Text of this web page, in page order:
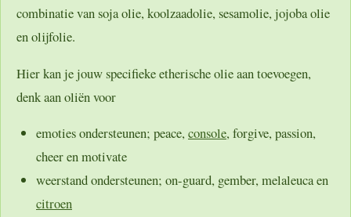
combinatie van soja olie, koolzaadolie, sesamolie, jojoba olie
en olijfolie.
Hier kan je jouw specifieke etherische olie aan toevoegen,
denk aan oliën voor
emoties ondersteunen; peace, console, forgive, passion,
cheer en motivate
weerstand ondersteunen; on-guard, gember, melaleuca en
citroen